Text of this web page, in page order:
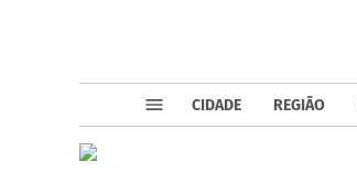
CIDADE REGIÃO